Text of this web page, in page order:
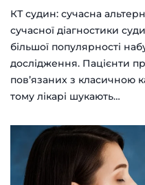
КТ судин: сучасна
сучасної діагностики
більшої популярності
дослідження. Пацієнти
пов’язаних з класичною
тому лікарі шукають…